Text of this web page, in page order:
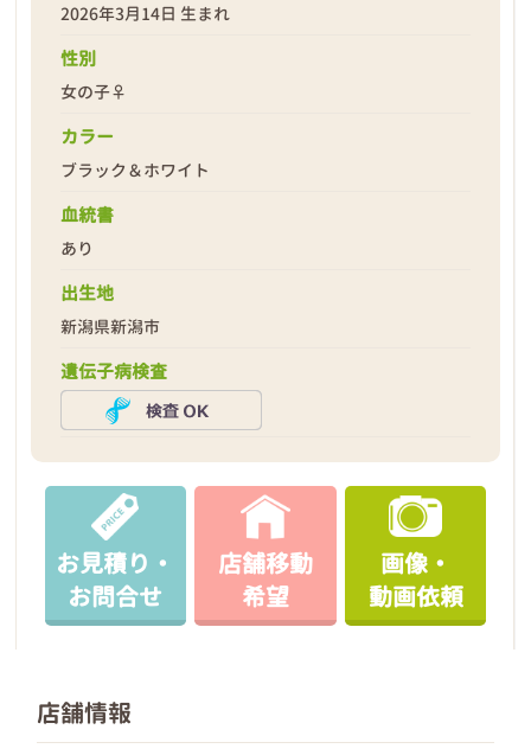
2026年3月14日 生まれ
性別
女の子♀
カラー
ブラック＆ホワイト
血統書
あり
出生地
新潟県新潟市
遺伝子病検査
お見積り・
お問合せ
店舗移動
希望
画像・
動画依頼
店舗情報